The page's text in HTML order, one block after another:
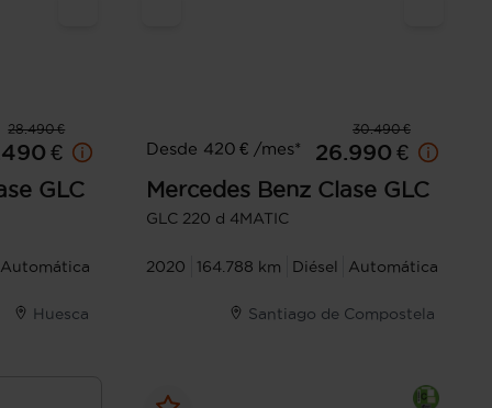
28.490 €
€
GLC
Automática
Huesca
30.490 €
Desde 420 € /mes*
26.990 €
Mercedes Benz Clase GLC
GLC 220 d 4MATIC
2020 164.788 km Diésel Automática
Santiago de Compostela